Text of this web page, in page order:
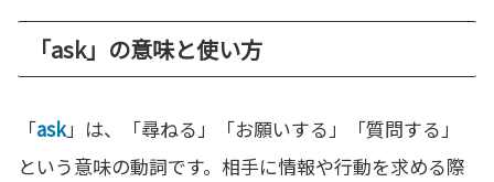
「ask」の意味と使い方
「ask」は、「尋ねる」「お願いする」「質問する」
という意味の動詞です。相手に情報や行動を求める際